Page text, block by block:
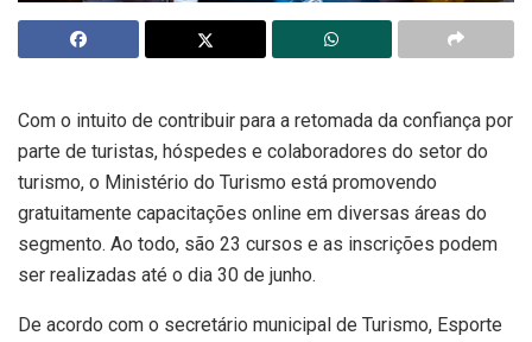
Com o intuito de contribuir para a retomada da confiança por
parte de turistas, hóspedes e colaboradores do setor do
turismo, o Ministério do Turismo está promovendo
gratuitamente capacitações online em diversas áreas do
segmento. Ao todo, são 23 cursos e as inscrições podem
ser realizadas até o dia 30 de junho.
De acordo com o secretário municipal de Turismo, Esporte